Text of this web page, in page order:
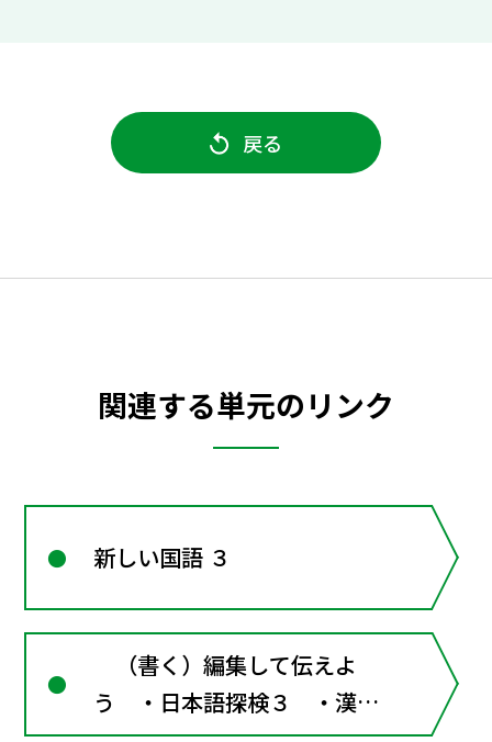
戻る
関連する単元のリンク
新しい国語 ３
（書く）編集して伝えよ
う ・日本語探検３ ・漢字